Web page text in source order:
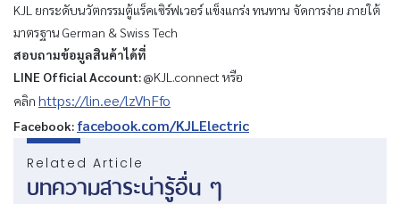
KJL ยกระดับนวัตกรรมตู้แร็คเซิร์ฟเวอร์ แข็งแกร่ง ทนทาน จัดการง่าย ภายใต้
มาตรฐาน German & Swiss Tech
สอบถามข้อมูลสินค้าได้ที่
LINE Official Account:@KJL.connect หรือ
คลิก https://lin.ee/lzVhFfo
Facebook: facebook.com/KJLElectric
Related Article
บทความสาระน่ารู้อื่น ๆ